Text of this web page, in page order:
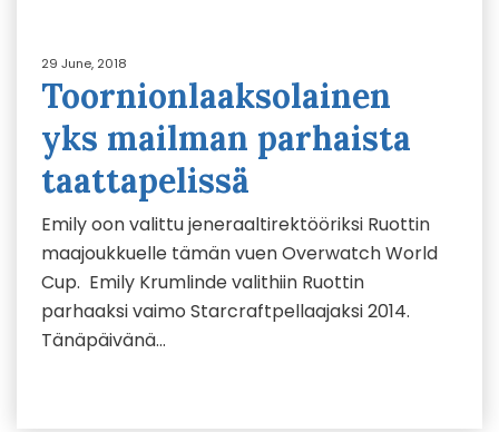
29 June, 2018
Toornionlaaksolainen
yks mailman parhaista
taattapelissä
Emily oon valittu jeneraaltirektööriksi Ruottin
maajoukkuelle tämän vuen Overwatch World
Cup. Emily Krumlinde valithiin Ruottin
parhaaksi vaimo Starcraftpellaajaksi 2014.
Tänäpäivänä…